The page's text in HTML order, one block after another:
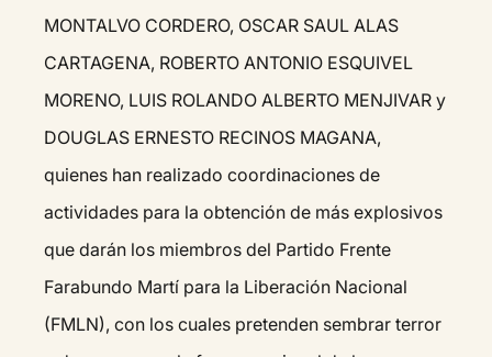
MONTALVO CORDERO, OSCAR SAUL ALAS
CARTAGENA, ROBERTO ANTONIO ESQUIVEL
MORENO, LUIS ROLANDO ALBERTO MENJIVAR y
DOUGLAS ERNESTO RECINOS MAGANA,
quienes han realizado coordinaciones de
actividades para la obtención de más explosivos
que darán los miembros del Partido Frente
Farabundo Martí para la Liberación Nacional
(FMLN), con los cuales pretenden sembrar terror